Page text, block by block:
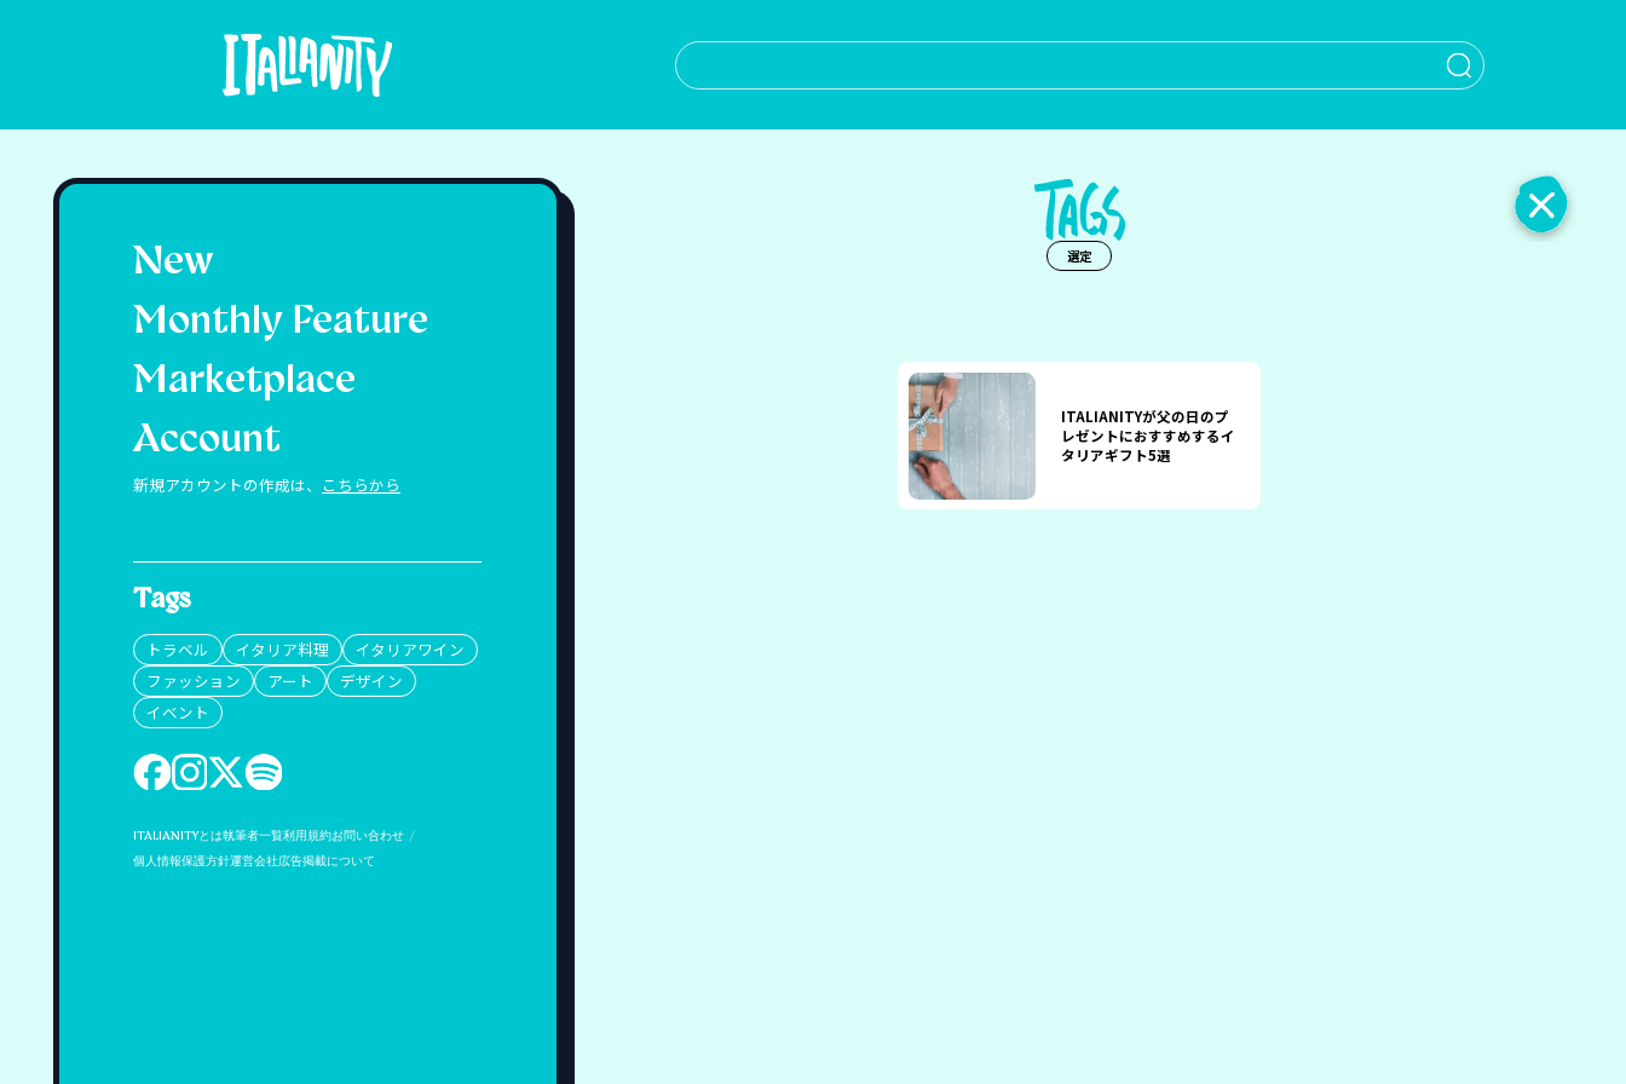
When
New
Monthly Feature
Marketplace
Account
新規アカウントの作成は、 こちらから
Tags
トラベル イタリア料理
イタリアワイン
ファッション
アート
デザイン
イベント
ITALIANITYとは執筆者一覧利用規約お問い合わせ
個人情報保護方針運営会社広告掲載について
選定
ITALIANITYが父の日のプ
レゼントにおすすめするイ
タリアギフト5選